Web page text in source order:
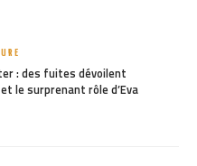
: des fuites dévoilent
le surprenant rôle d’Eva